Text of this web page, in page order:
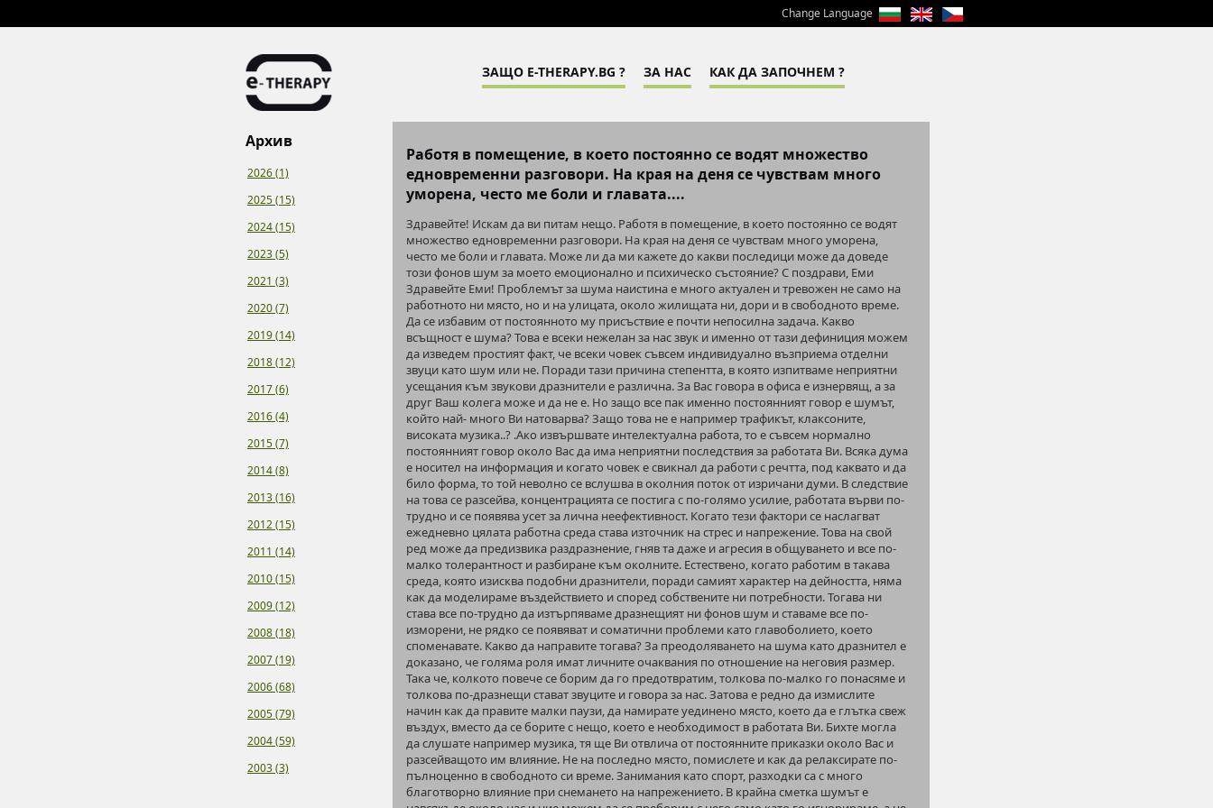
Change Language
ЗАЩО E-THERAPY.BG ? ЗА НАС КАК ДА ЗАПОЧНЕМ ?
Архив
2026 (1)
2025 (15)
2024 (15)
2023 (5)
2021 (3)
2020 (7)
2019 (14)
2018 (12)
2017 (6)
2016 (4)
2015 (7)
2014 (8)
2013 (16)
2012 (15)
2011 (14)
2010 (15)
2009 (12)
2008 (18)
2007 (19)
2006 (68)
2005 (79)
2004 (59)
2003 (3)
Работя в помещение, в което постоянно се водят множество
едновременни разговори. На края на деня се чувствам много
уморена, често ме боли и главата....
Здравейте! Искам да ви питам нещо. Работя в помещение, в което постоянно се водят
множество едновременни разговори. На края на деня се чувствам много уморена,
често ме боли и главата. Може ли да ми кажете до какви последици може да доведе
този фонов шум за моето емоционално и психическо състояние? С поздрави, Еми
Здравейте Еми! Проблемът за шума наистина е много актуален и тревожен не само на
работното ни място, но и на улицата, около жилищата ни, дори и в свободното време.
Да се избавим от постоянното му присъствие е почти непосилна задача. Какво
всъщност е шума? Това е всеки нежелан за нас звук и именно от тази дефиниция можем
да изведем простият факт, че всеки човек съвсем индивидуално възприема отделни
звуци като шум или не. Поради тази причина степентта, в която изпитваме неприятни
усещания към звукови дразнители е различна. За Вас говора в офиса е изнервящ, а за
друг Ваш колега може и да не е. Но защо все пак именно постоянният говор е шумът,
който най- много Ви натоварва? Защо това не е например трафикът, клаксоните,
високата музика..? .Ако извършвате интелектуална работа, то е съвсем нормално
постоянният говор около Вас да има неприятни последствия за работата Ви. Всяка дума
е носител на информация и когато човек е свикнал да работи с речтта, под каквато и да
било форма, то той неволно се вслушва в околния поток от изричани думи. В следствие
на това се разсейва, концентрацията се постига с по-голямо усилие, работата върви по-
трудно и се появява усет за лична неефективност. Когато тези фактори се наслагват
ежедневно цялата работна среда става източник на стрес и напрежение. Това на свой
ред може да предизвика раздразнение, гняв та даже и агресия в общуването и все по-
малко толерантност и разбиране към околните. Естествено, когато работим в такава
среда, която изисква подобни дразнители, поради самият характер на дейността, няма
как да моделираме въздействието и според собствените ни потребности. Тогава ни
става все по-трудно да изтърпяваме дразнещият ни фонов шум и ставаме все по-
изморени, не рядко се появяват и соматични проблеми като главоболието, което
споменавате. Какво да направите тогава? За преодоляването на шума като дразнител е
доказано, че голяма роля имат личните очаквания по отношение на неговия размер.
Така че, колкото повече се борим да го предотвратим, толкова по-малко го понасяме и
толкова по-дразнещи стават звуците и говора за нас. Затова е редно да измислите
начин как да правите малки паузи, да намирате уединено място, което да е глътка свеж
въздух, вместо да се борите с нещо, което е необходимост в работата Ви. Бихте могла
да слушате например музика, тя ще Ви отвлича от постоянните приказки около Вас и
разсейващото им влияние. Не на последно място, помислете и как да релаксирате по-
пълноценно в свободното си време. Занимания като спорт, разходки са с много
благотворно влияние при снемането на напрежението. В крайна сметка шумът е